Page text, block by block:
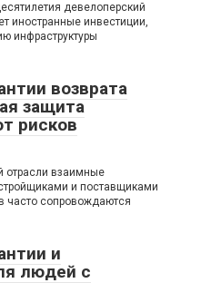
девелоперский
иностранные инвестиции,
инфраструктуры
возврата
защита
рисков
отрасли взаимные
и поставщиками
часто сопровождаются
и
людей с